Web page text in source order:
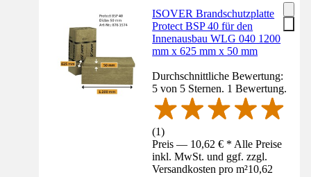
ISOVER Brandschutzplatte
Protect BSP 40 für den
Innenausbau WLG 040 1200
mm x 625 mm x 50 mm
Durchschnittliche Bewertung:
5 von 5 Sternen. 1 Bewertung.
(1)
Preis — 10,62 € * Alle Preise
inkl. MwSt. und ggf. zzgl.
Versandkosten pro m²10,62